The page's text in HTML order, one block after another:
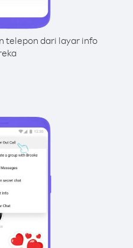
telepon dari layar info